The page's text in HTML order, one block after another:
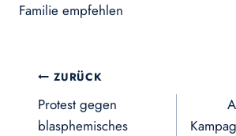
Familie empfehlen
Beitragsnavigation
ZURÜCK
Protest gegen
blasphemisches